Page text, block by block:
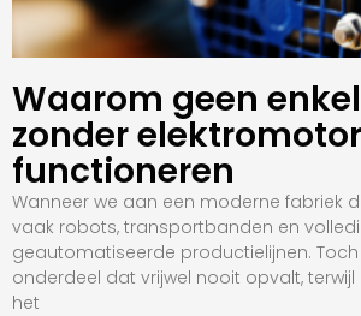
Waarom geen
zonder
functioneren
Wanneer we aan een moderne fabriek
vaak robots, transportbanden en
geautomatiseerde productielijnen. Toch
onderdeel dat vrijwel nooit opvalt,
het